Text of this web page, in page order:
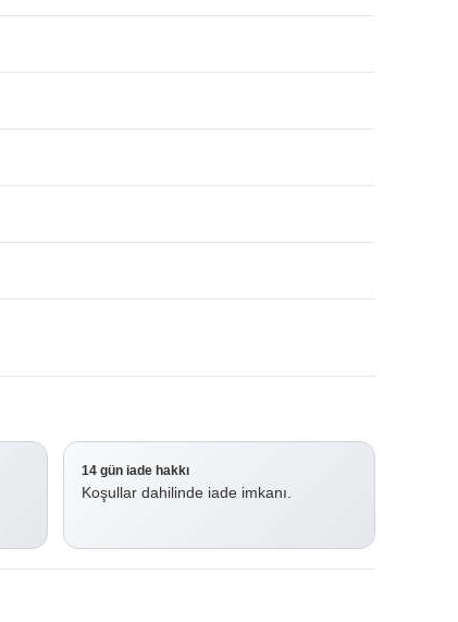
14 gün iade hakkı
Koşullar dahilinde iade imkanı.